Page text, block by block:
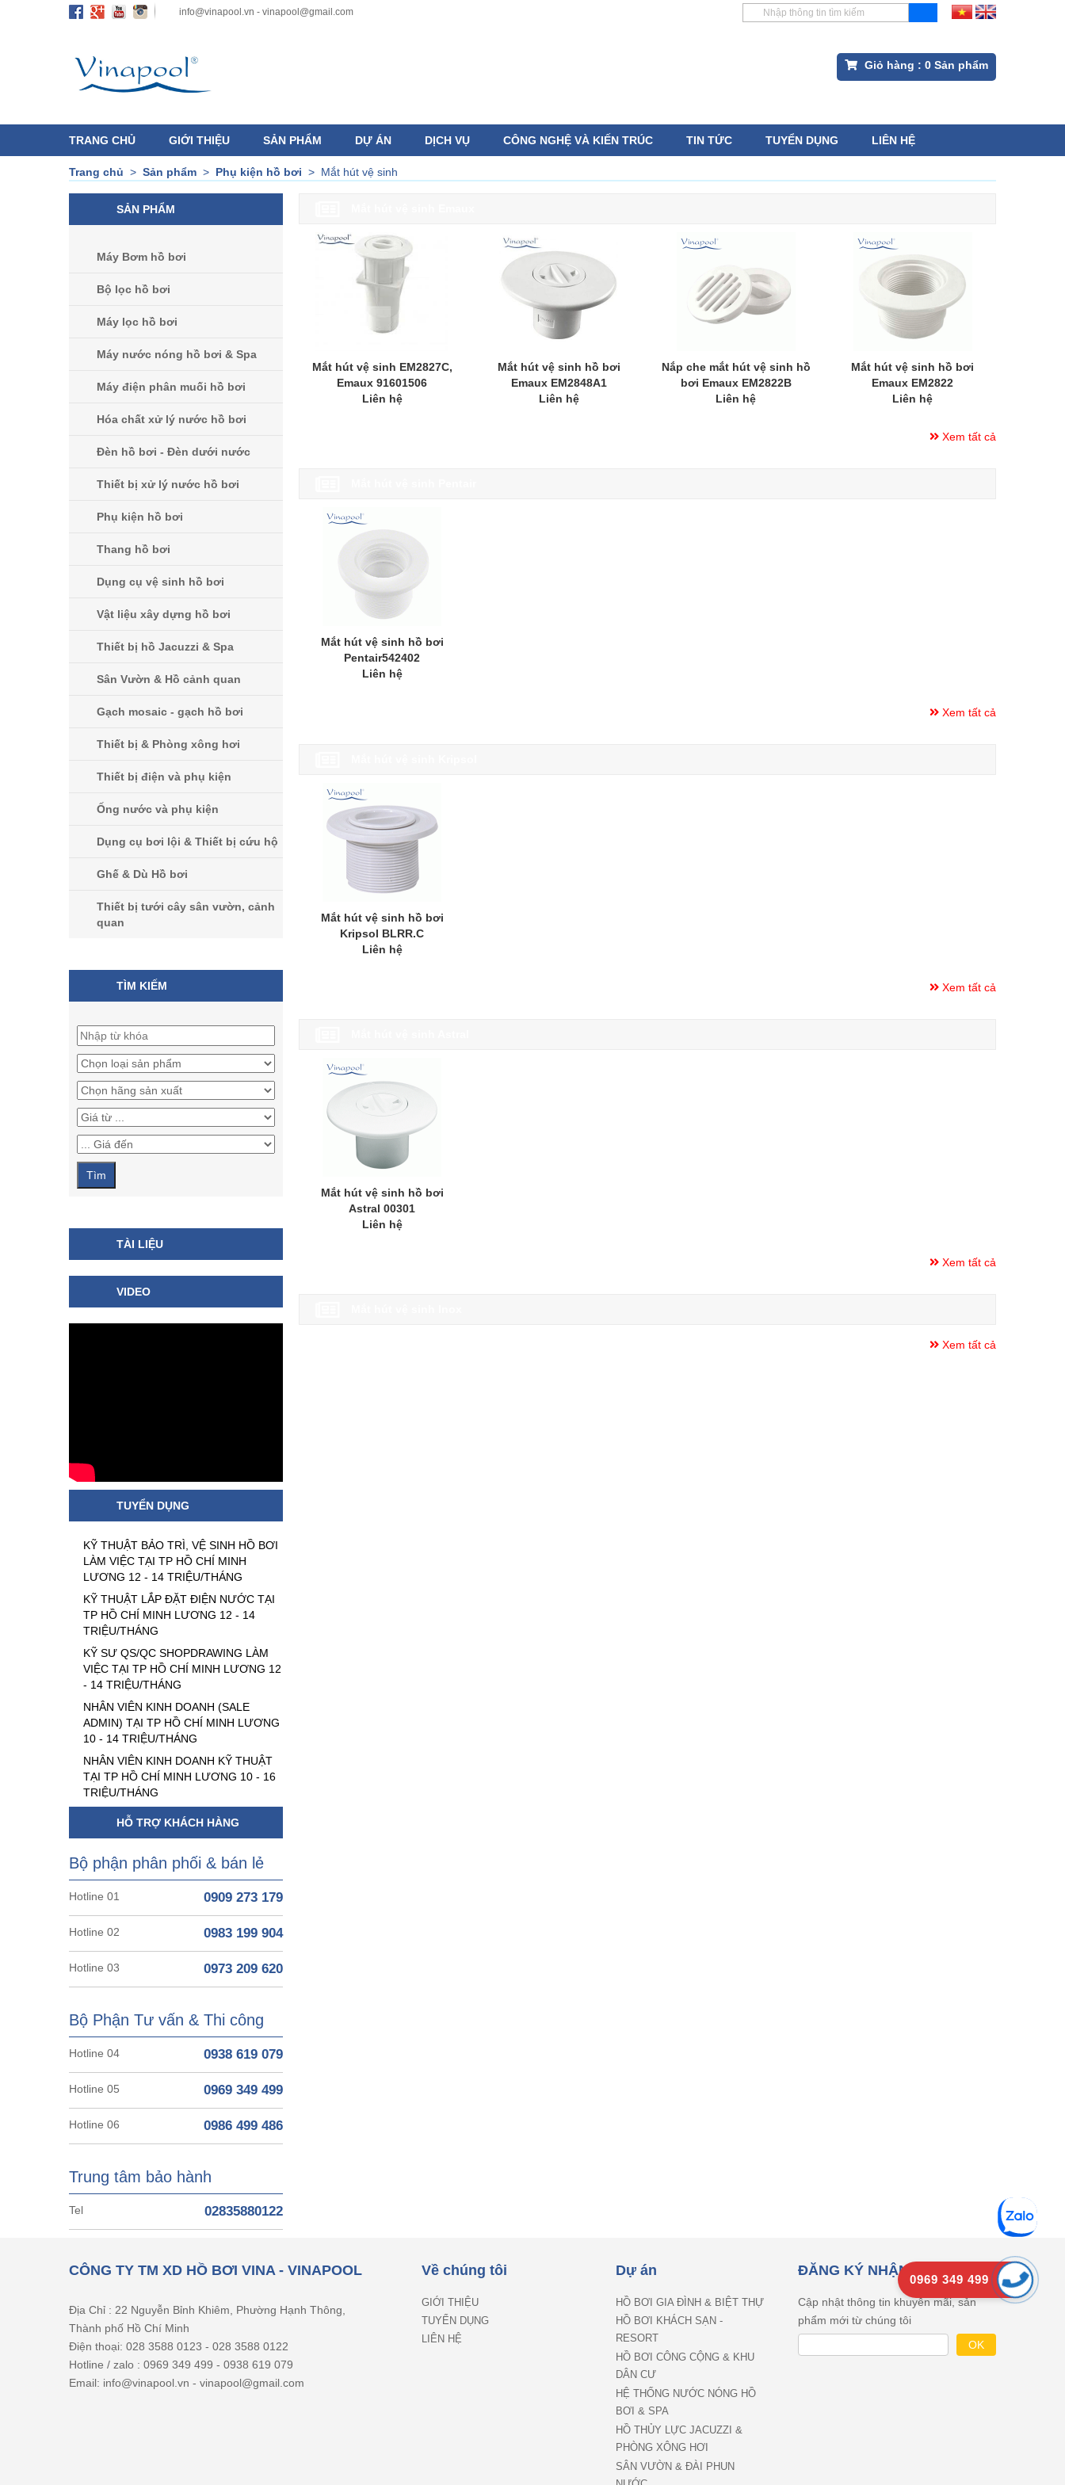
info@vinapool.vn - vinapool@gmail.com
Giỏ hàng : 0 Sản phẩm
TRANG CHỦ GIỚI THIỆU SẢN PHẨM DỰ ÁN DỊCH VỤ CÔNG NGHỆ VÀ KIẾN TRÚC TIN TỨC TUYỂN DỤNG LIÊN HỆ
0969 349 499
Trang chủ > Sản phẩm > Phụ kiện hồ bơi > Mắt hút vệ sinh
SẢN PHẨM
Máy Bơm hồ bơi
Bộ lọc hồ bơi
Máy lọc hồ bơi
Máy nước nóng hồ bơi & Spa
Máy điện phân muối hồ bơi
Hóa chất xử lý nước hồ bơi
Đèn hồ bơi - Đèn dưới nước
Thiết bị xử lý nước hồ bơi
Phụ kiện hồ bơi
Thang hồ bơi
Dụng cụ vệ sinh hồ bơi
Vật liệu xây dựng hồ bơi
Thiết bị hồ Jacuzzi & Spa
Sân Vườn & Hồ cảnh quan
Gạch mosaic - gạch hồ bơi
Thiết bị & Phòng xông hơi
Thiết bị điện và phụ kiện
Ống nước và phụ kiện
Dụng cụ bơi lội & Thiết bị cứu hộ
Ghế & Dù Hồ bơi
Thiết bị tưới cây sân vườn, cảnh
quan
TÌM KIẾM
TÀI LIỆU
VIDEO
TUYỂN DỤNG
KỸ THUẬT BẢO TRÌ, VỆ SINH HỒ BƠI
LÀM VIỆC TẠI TP HỒ CHÍ MINH
LƯƠNG 12 - 14 TRIỆU/THÁNG
KỸ THUẬT LẮP ĐẶT ĐIỆN NƯỚC TẠI
TP HỒ CHÍ MINH LƯƠNG 12 - 14
TRIỆU/THÁNG
KỸ SƯ QS/QC SHOPDRAWING LÀM
VIỆC TẠI TP HỒ CHÍ MINH LƯƠNG 12
- 14 TRIỆU/THÁNG
NHÂN VIÊN KINH DOANH (SALE
ADMIN) TẠI TP HỒ CHÍ MINH LƯƠNG
10 - 14 TRIỆU/THÁNG
NHÂN VIÊN KINH DOANH KỸ THUẬT
TẠI TP HỒ CHÍ MINH LƯƠNG 10 - 16
TRIỆU/THÁNG
HỖ TRỢ KHÁCH HÀNG
Bộ phận phân phối & bán lẻ
Hotline 01 0909 273 179
Hotline 02 0983 199 904
Hotline 03 0973 209 620
Bộ Phận Tư vấn & Thi công
Hotline 04 0938 619 079
Hotline 05 0969 349 499
Hotline 06 0986 499 486
Trung tâm bảo hành
Tel 02835880122
Mắt hút vệ sinh EM2827C,
Emaux 91601506
Liên hệ
Mắt hút vệ sinh hồ bơi
Emaux EM2848A1
Liên hệ
Nắp che mắt hút vệ sinh hồ
bơi Emaux EM2822B
Liên hệ
Mắt hút vệ sinh hồ bơi
Emaux EM2822
Liên hệ
Xem tất cả
Mắt hút vệ sinh hồ bơi
Pentair542402
Liên hệ
Xem tất cả
Mắt hút vệ sinh hồ bơi
Kripsol BLRR.C
Liên hệ
Xem tất cả
Mắt hút vệ sinh hồ bơi
Astral 00301
Liên hệ
Xem tất cả
Xem tất cả
CÔNG TY TM XD HỒ BƠI VINA - VINAPOOL
Địa Chỉ : 22 Nguyễn Bỉnh Khiêm, Phường Hạnh Thông,
Thành phố Hồ Chí Minh
Điện thoại: 028 3588 0123 - 028 3588 0122
Hotline / zalo : 0969 349 499 - 0938 619 079
Email: info@vinapool.vn - vinapool@gmail.com
Về chúng tôi
GIỚI THIỆU
TUYỂN DỤNG
LIÊN HỆ
Dự án
HỒ BƠI GIA ĐÌNH & BIỆT THỰ
HỒ BƠI KHÁCH SẠN -
RESORT
HỒ BƠI CÔNG CỘNG & KHU
DÂN CƯ
HỆ THỐNG NƯỚC NÓNG HỒ
BƠI & SPA
HỒ THỦY LỰC JACUZZI &
PHÒNG XÔNG HƠI
SÂN VƯỜN & ĐÀI PHUN
ĐĂNG KÝ NHẬN EMAIL
Cập nhật thông tin khuyên mãi, sản
phẩm mới từ chúng tôi